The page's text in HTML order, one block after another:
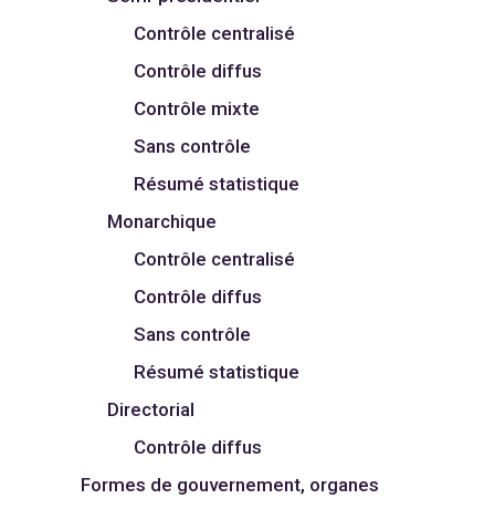
Contrôle centralisé
Contrôle diffus
Contrôle mixte
Sans contrôle
Résumé statistique
Monarchique
Contrôle centralisé
Contrôle diffus
Sans contrôle
Résumé statistique
Directorial
Contrôle diffus
Formes de gouvernement, organes